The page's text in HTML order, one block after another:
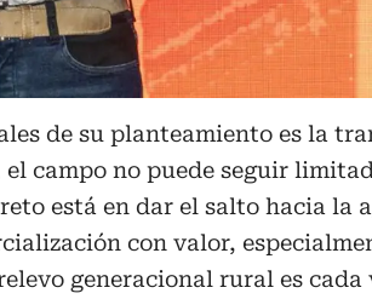
de su planteamiento es la
campo no puede seguir
está en dar el salto hacia la
con valor,
generacional rural es cada